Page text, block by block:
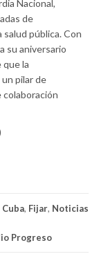
Nacional,
de
pública. Con
su aniversario
que la
pilar de
colaboración
Cuba, Fijar, Noticias
Progreso